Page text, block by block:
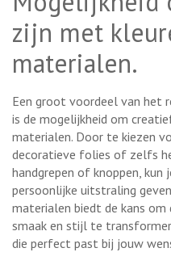
zijn met
materialen.
Een groot voordeel van het
is de mogelijkheid om
materialen. Door te kiezen
decoratieve folies of zelfs
handgrepen of knoppen, kun
persoonlijke uitstraling
materialen biedt de kans
smaak en stijl te
die perfect past bij jouw